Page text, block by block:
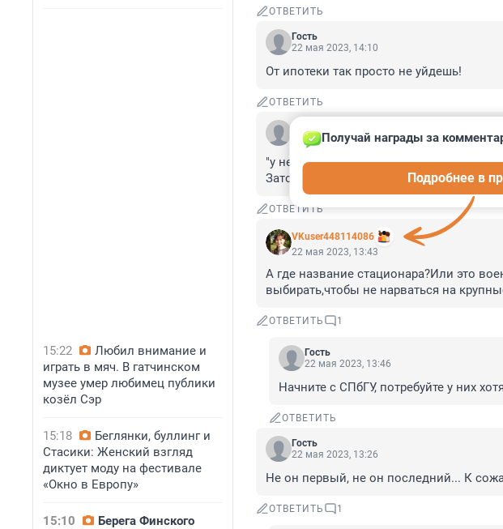
15:22
Любил внимание и
играть в мяч. В гатчинском
музее умер любимец публики
козёл Сэр
15:18
Беглянки, буллинг и
Стасики: Женский взгляд
диктует моду на фестивале
«Окно в Европу»
15:10
Берега Финского
ОТВЕТИТЬ
Гость
22 мая 2023, 14:10
От ипотеки так просто не уйдешь!
ОТВЕТИТЬ
22 мая 2023, 13:48
"у него теперь нет пенсии и прав на
Зато есть право на бесплатное
ОТВЕТИТЬ
VKuser448114086
Получай награды за
Подробнее в
22 мая 2023, 13:43
А где название стационара?Или это
выбирать,чтобы не нарваться на
ОТВЕТИТЬ 1
Гость
22 мая 2023, 13:46
Начните с СПбГУ, потребуйте у них
ОТВЕТИТЬ
Гость
22 мая 2023, 13:26
Не он первый, не он последний... К
ОТВЕТИТЬ 1